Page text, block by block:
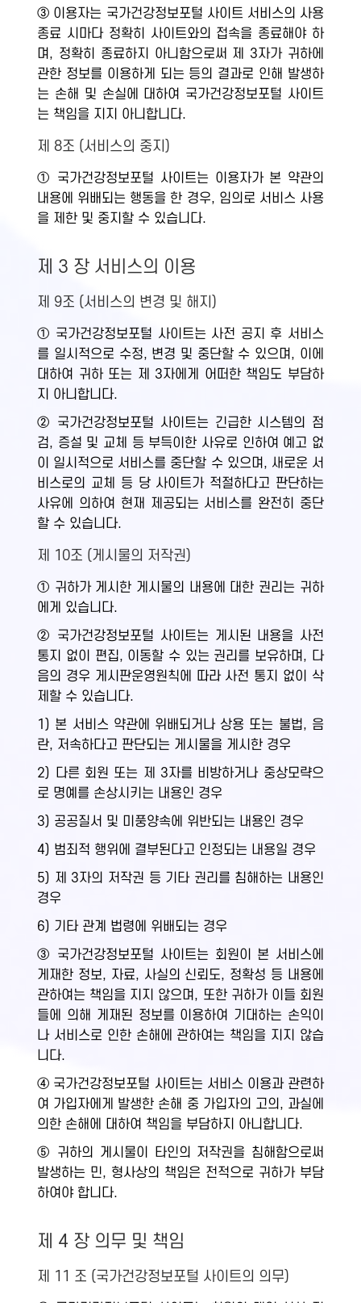
③ 이용자는 국가건강정보포털 사이트 서비스의 사용
종료 시마다 정확히 사이트와의 접속을 종료해야 하
며, 정확히 종료하지 아니함으로써 제 3자가 귀하에
관한 정보를 이용하게 되는 등의 결과로 인해 발생하
는 손해 및 손실에 대하여 국가건강정보포털 사이트
는 책임을 지지 아니합니다.
제 8조 (서비스의 중지)
① 국가건강정보포털 사이트는 이용자가 본 약관의
내용에 위배되는 행동을 한 경우, 임의로 서비스 사용
을 제한 및 중지할 수 있습니다.
제 3 장 서비스의 이용
제 9조 (서비스의 변경 및 해지)
① 국가건강정보포털 사이트는 사전 공지 후 서비스
를 일시적으로 수정, 변경 및 중단할 수 있으며, 이에
대하여 귀하 또는 제 3자에게 어떠한 책임도 부담하
지 아니합니다.
② 국가건강정보포털 사이트는 긴급한 시스템의 점
검, 증설 및 교체 등 부득이한 사유로 인하여 예고 없
이 일시적으로 서비스를 중단할 수 있으며, 새로운 서
비스로의 교체 등 당 사이트가 적절하다고 판단하는
사유에 의하여 현재 제공되는 서비스를 완전히 중단
할 수 있습니다.
제 10조 (게시물의 저작권)
① 귀하가 게시한 게시물의 내용에 대한 권리는 귀하
에게 있습니다.
② 국가건강정보포털 사이트는 게시된 내용을 사전
통지 없이 편집, 이동할 수 있는 권리를 보유하며, 다
음의 경우 게시판운영원칙에 따라 사전 통지 없이 삭
제할 수 있습니다.
1) 본 서비스 약관에 위배되거나 상용 또는 불법, 음
란, 저속하다고 판단되는 게시물을 게시한 경우
2) 다른 회원 또는 제 3자를 비방하거나 중상모략으
로 명예를 손상시키는 내용인 경우
3) 공공질서 및 미풍양속에 위반되는 내용인 경우
4) 범죄적 행위에 결부된다고 인정되는 내용일 경우
5) 제 3자의 저작권 등 기타 권리를 침해하는 내용인
경우
6) 기타 관계 법령에 위배되는 경우
③ 국가건강정보포털 사이트는 회원이 본 서비스에
게재한 정보, 자료, 사실의 신뢰도, 정확성 등 내용에
관하여는 책임을 지지 않으며, 또한 귀하가 이들 회원
들에 의해 게재된 정보를 이용하여 기대하는 손익이
나 서비스로 인한 손해에 관하여는 책임을 지지 않습
니다.
④ 국가건강정보포털 사이트는 서비스 이용과 관련하
여 가입자에게 발생한 손해 중 가입자의 고의, 과실에
의한 손해에 대하여 책임을 부담하지 아니합니다.
⑤ 귀하의 게시물이 타인의 저작권을 침해함으로써
발생하는 민, 형사상의 책임은 전적으로 귀하가 부담
하여야 합니다.
제 4 장 의무 및 책임
제 11 조 (국가건강정보포털 사이트의 의무)